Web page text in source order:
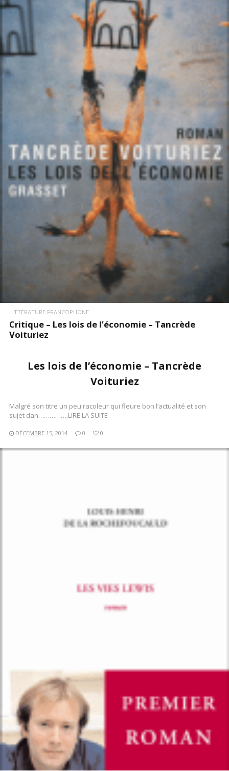
LIRE LA SUITE
LITTÉRATURE FRANCOPHONE
Critique – Les lois de l’économie – Tancrède
Voituriez
Les lois de l’économie – Tancrède
Voituriez
Malgré son titre un peu racoleur qui fleure bon l’actualité et son
sujet dan…………….LIRE LA SUITE
DÉCEMBRE 15, 2014 0 0